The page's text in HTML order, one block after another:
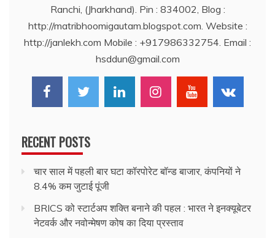
Ranchi, (Jharkhand). Pin : 834002, Blog :
http://matribhoomigautam.blogspot.com. Website :
http://janlekh.com Mobile : +917986332754. Email :
hsddun@gmail.com
RECENT POSTS
चार साल में पहली बार घटा कॉरपोरेट बॉन्ड बाजार, कंपनियों ने
8.4% कम जुटाई पूंजी
BRICS को स्टार्टअप शक्ति बनाने की पहल : भारत ने इनक्यूबेटर
नेटवर्क और नवोन्मेषण कोष का दिया प्रस्ताव